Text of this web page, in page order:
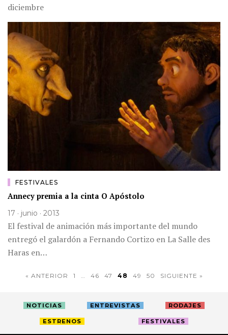
diciembre
FESTIVALES
Annecy premia a la cinta O Apóstolo
17 · junio · 2013
El festival de animación más importante del mundo
entregó el galardón a Fernando Cortizo en La Salle des
Haras en…
« ANTERIOR 1 46 47 48 49 50 SIGUIENTE »
NOTICIAS ENTREVISTAS RODAJES
ESTRENOS FESTIVALES